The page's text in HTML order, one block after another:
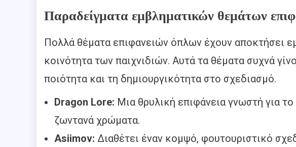
Παραδείγματα εμβληματικών θεμάτων
Πολλά θέματα επιφανειών όπλων έχουν αποκτήσει
κοινότητα των παιχνιδιών. Αυτά τα θέματα συχνά
ποιότητα και τη δημιουργικότητα στο σχεδιασμό.
Dragon Lore: Μια θρυλική επιφάνεια γνωστή για
ζωντανά χρώματα.
Asiimov: Διαθέτει έναν κομψό, φουτουριστικό